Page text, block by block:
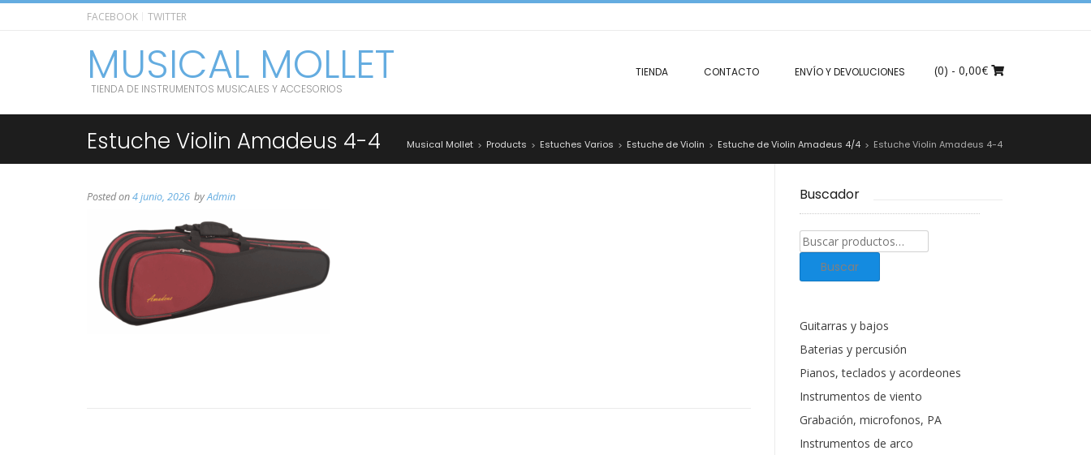
FACEBOOK TWITTER
MUSICAL MOLLET
TIENDA DE INSTRUMENTOS MUSICALES Y ACCESORIOS
TIENDA CONTACTO ENVÍO Y DEVOLUCIONES (0) - 0,00€
Estuche Violin Amadeus 4-4 Musical Mollet > Products > Estuches Varios > Estuche de Violin > Estuche de Violin Amadeus 4/4 > Estuche Violin Amadeus 4-4
Posted on4 junio, 2026 byAdmin Buscador
Buscar
productos:
Buscar
Guitarras y bajos
Baterias y percusión
Pianos, teclados y acordeones
Instrumentos de viento
Grabación, microfonos, PA
Instrumentos de arco